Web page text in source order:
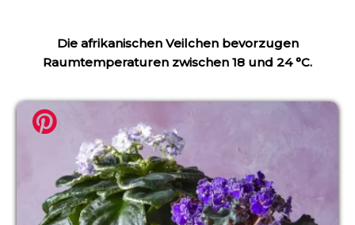
Die afrikanischen Veilchen bevorzugen
Raumtemperaturen zwischen 18 und 24 °C.